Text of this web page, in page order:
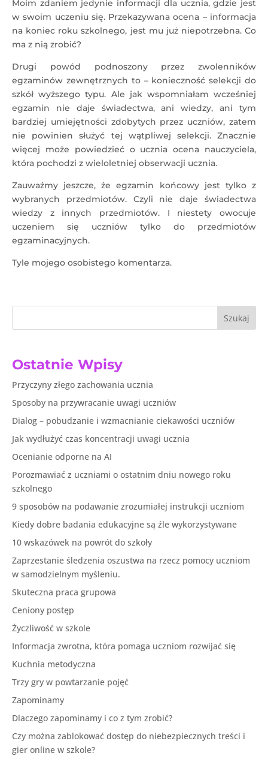
Moim zdaniem jedynie informacji dla ucznia, gdzie jest
w swoim uczeniu się. Przekazywana ocena – informacja
na koniec roku szkolnego, jest mu już niepotrzebna. Co
ma z nią zrobić?
Drugi powód podnoszony przez zwolenników
egzaminów zewnętrznych to – konieczność selekcji do
szkół wyższego typu. Ale jak wspomniałam wcześniej
egzamin nie daje świadectwa, ani wiedzy, ani tym
bardziej umiejętności zdobytych przez uczniów, zatem
nie powinien służyć tej wątpliwej selekcji. Znacznie
więcej może powiedzieć o ucznia ocena nauczyciela,
która pochodzi z wieloletniej obserwacji ucznia.
Zauważmy jeszcze, że egzamin końcowy jest tylko z
wybranych przedmiotów. Czyli nie daje świadectwa
wiedzy z innych przedmiotów. I niestety owocuje
uczeniem się uczniów tylko do przedmiotów
egzaminacyjnych.
Tyle mojego osobistego komentarza.
Szukaj
Ostatnie Wpisy
Przyczyny złego zachowania ucznia
Sposoby na przywracanie uwagi uczniów
Dialog – pobudzanie i wzmacnianie ciekawości uczniów
Jak wydłużyć czas koncentracji uwagi ucznia
Ocenianie odporne na AI
Porozmawiać z uczniami o ostatnim dniu nowego roku
szkolnego
9 sposobów na podawanie zrozumiałej instrukcji uczniom
Kiedy dobre badania edukacyjne są źle wykorzystywane
10 wskazówek na powrót do szkoły
Zaprzestanie śledzenia oszustwa na rzecz pomocy uczniom
w samodzielnym myśleniu.
Skuteczna praca grupowa
Ceniony postęp
Życzliwość w szkole
Informacja zwrotna, która pomaga uczniom rozwijać się
Kuchnia metodyczna
Trzy gry w powtarzanie pojęć
Zapominamy
Dlaczego zapominamy i co z tym zrobić?
Czy można zablokować dostęp do niebezpiecznych treści i
gier online w szkole?